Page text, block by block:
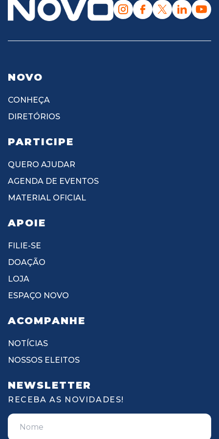
NOVO
CONHEÇA
DIRETÓRIOS
PARTICIPE
QUERO AJUDAR
AGENDA DE EVENTOS
MATERIAL OFICIAL
APOIE
FILIE-SE
DOAÇÃO
LOJA
ESPAÇO NOVO
ACOMPANHE
NOTÍCIAS
NOSSOS ELEITOS
NEWSLETTER
RECEBA AS NOVIDADES!